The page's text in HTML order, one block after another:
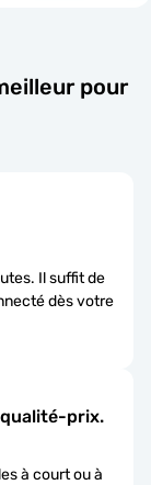
pour
Il suffit de
dès votre
prix.
à court ou à